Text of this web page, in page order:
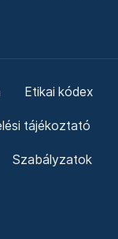
Etikai kódex
tájékoztató
Szabályzatok